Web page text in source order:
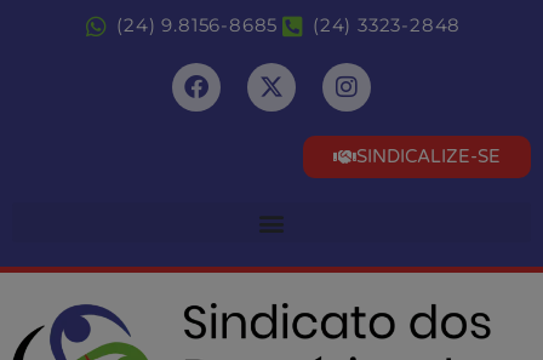
(24) 9.8156-8685 (24) 3323-2848
SINDICALIZE-SE